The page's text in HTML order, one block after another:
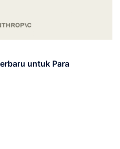
untuk Para